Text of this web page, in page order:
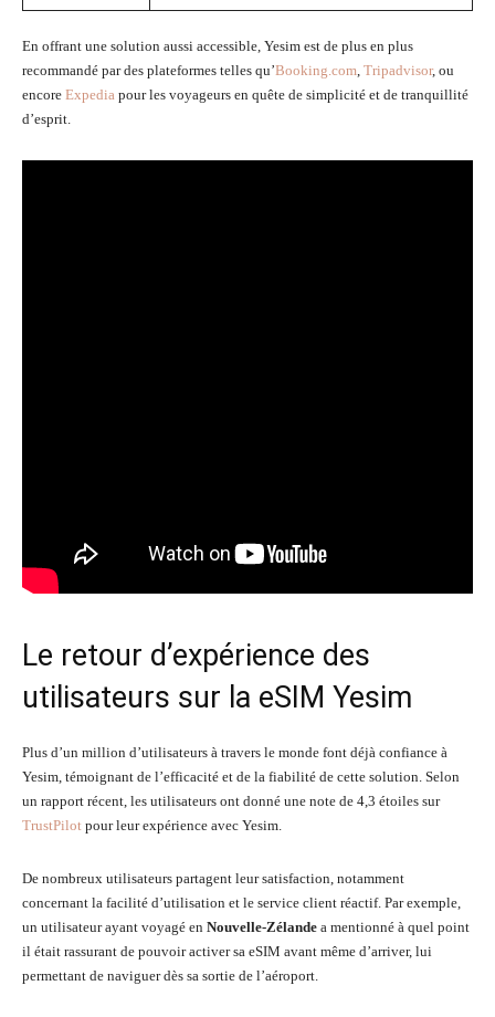
En offrant une solution aussi accessible, Yesim est de plus en plus
recommandé par des plateformes telles qu’Booking.com, Tripadvisor, ou
encore Expedia pour les voyageurs en quête de simplicité et de tranquillité
d’esprit.
Le retour d’expérience des
utilisateurs sur la eSIM Yesim
Plus d’un million d’utilisateurs à travers le monde font déjà confiance à
Yesim, témoignant de l’efficacité et de la fiabilité de cette solution. Selon
un rapport récent, les utilisateurs ont donné une note de 4,3 étoiles sur
TrustPilot pour leur expérience avec Yesim.
De nombreux utilisateurs partagent leur satisfaction, notamment
concernant la facilité d’utilisation et le service client réactif. Par exemple,
un utilisateur ayant voyagé en Nouvelle-Zélande a mentionné à quel point
il était rassurant de pouvoir activer sa eSIM avant même d’arriver, lui
permettant de naviguer dès sa sortie de l’aéroport.